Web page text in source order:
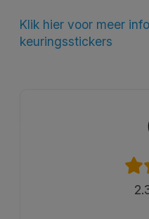
Klik hier voor meer
keuringsstickers